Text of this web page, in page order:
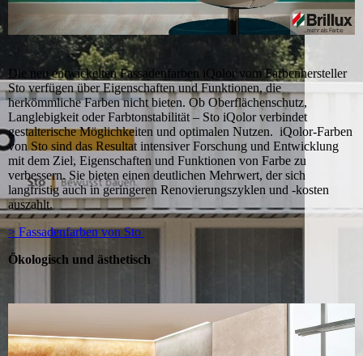
Die neu entwickelten Fassadenfarben iQolor vom Farbenhersteller
Sto verfügen über Eigenschaften und Funktionen, die
herkömmliche Farben nicht bieten. Ob Oberflächenschutz,
Langlebigkeit oder Farbtonstabilität – Sto iQolor verbindet
gestalterische Möglichkeiten und optimalen Nutzen. iQolor-Farben
von Sto sind das Resultat intensiver Forschung und Entwicklung
mit dem Ziel, Eigenschaften und Funktionen von Farbe zu
verbessern. Sie bieten einen deutlichen Mehrwert, der sich
langfristig auch in geringeren Renovierungszyklen und -kosten
auszahlt.
> Fassadenfarben von Sto
Ökologisch und ästhetisch